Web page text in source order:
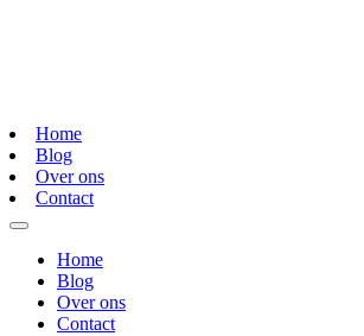
Home
Blog
Over ons
Contact
Home
Blog
Over ons
Contact